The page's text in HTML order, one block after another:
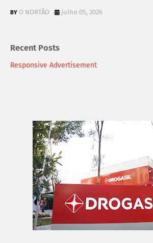
O NORTÃO julho 05, 2026
Recent Posts
Responsive Advertisement